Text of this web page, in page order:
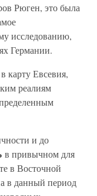
Рюген, это была
исследованию,
Германии.
карту Евсевия,
реалиям
и до
в привычном для
в Восточной
в данный период